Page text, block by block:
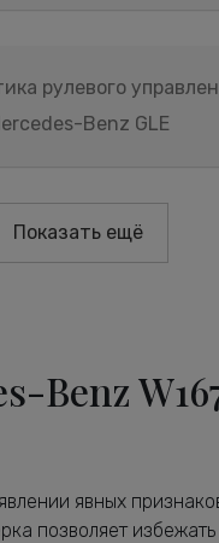
рулевого
Benz GLE
Показать ещё
Benz
явных
позволяет